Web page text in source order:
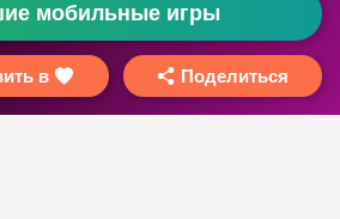
мобильные игры
в Поделиться